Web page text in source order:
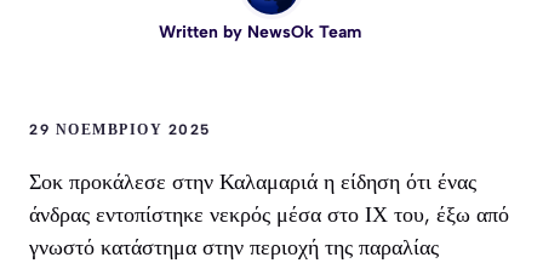
Written by NewsOk Team
29 ΝΟΕΜΒΡΊΟΥ 2025
Σοκ προκάλεσε στην Καλαμαριά η είδηση ότι ένας
άνδρας εντοπίστηκε νεκρός μέσα στο ΙΧ του, έξω από
γνωστό κατάστημα στην περιοχή της παραλίας